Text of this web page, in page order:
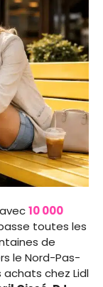
10 000
toutes les
de
le Nord-Pas-
chez Lidl